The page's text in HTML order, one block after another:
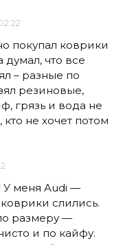
покупал коврики
думал, что все
– разные по
резиновые,
грязь и вода не
не хочет потом
У меня Audi —
слились.
размеру —
и по кайфу.